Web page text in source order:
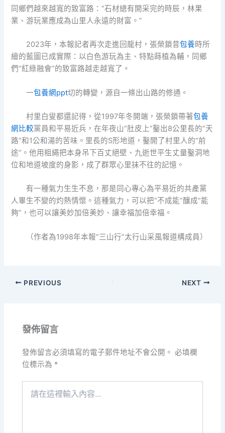
同鄉們越來越寬的致富路：“石材總有開采完的時辰，林果
業、游玩業應成為山里人永遠的財富。”
2023年，本報記者再次走進回龍村，張榮鎖昔包養時所
繪的藍圖已成實際：以白色游玩為主、特點蒔植為輔，同鄉
們“紅綠融會”的致富路越走越寬了。
一包養網ppt切的轉變，源自一條出山路的修通。
村里白叟都還記得，從1997年冬開端，張榮鎖帶著包養
網比較黨員和平易近兵，在年夜山“肚皮上”鑿出8公里長的“天
路”和1公和湯的苦味。里長的S形地道，鑿開了村里人的“前
途”。他用粗繩把本身吊下百丈絕壁、九逝世平生丈量鑿洞地
位和地道坡度的身影，成了群眾心里抹不往的記憶。
有一種氣力生生不息，那是同心專心為平易近的共產黨
人畢生不變的灼熱情懷。這種氣力，可以把“不成能”釀成“能
夠”，也可以讓美妙加倍美妙、讓幸福加倍幸福。
（作者為1998年本報“三山行”太行山采風報道構成員）
PREVIOUS NEXT
發佈留言
發佈留言必須填寫的電子郵件地址不會公開。 必填欄
位標示為 *